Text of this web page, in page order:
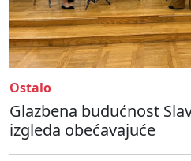
Ostalo
Glazbena budućnost
izgleda obećavajuće